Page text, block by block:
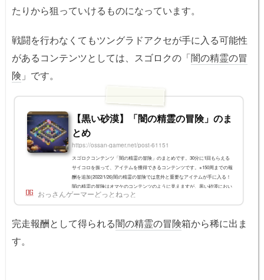
たりから狙っていけるものになっています。
戦闘を行わなくてもツングラドアクセが手に入る可能性
があるコンテンツとしては、スゴロクの「闇の精霊の冒
険 」です。
【黒い砂漠】「闇の精霊の冒険」のま
とめ
https://ossan-gamer.net/post-61151
スゴロクコンテンツ「闇の精霊の冒険」のまとめです。30分に1回もらえる
サイコロを振って、アイテムを獲得できるコンテンツです。※150周までの報
酬を追加(2022/1/26)闇の精霊の冒険では意外と重要なアイテムが手に入る！
闇の精霊の冒険はオマケのコンテンツのように見えますが、黒い砂漠におい
ては意外と重要なアイテム収入源です。私はこれとログボだけで主要な強化
素材を集めていると言っても過言ではありません。とにかくサイコロを転が
ー > 報酬 > 闇の...
おっさんゲーマーどっとねっと
完走報酬として得られる闇の精霊の冒険箱から稀に出ま
す。